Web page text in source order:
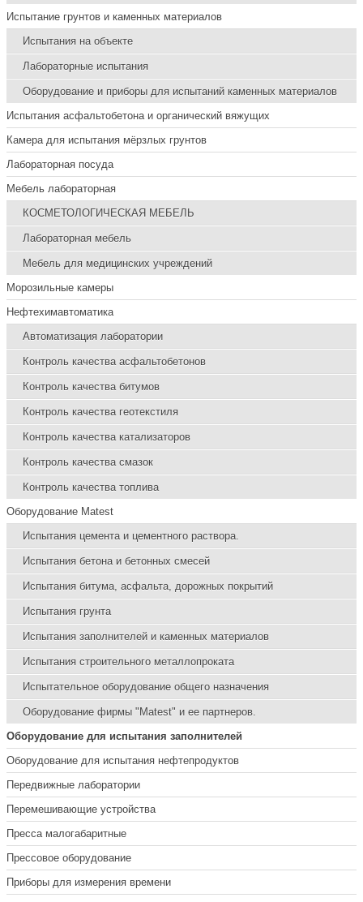
Испытание грунтов и каменных материалов
Испытания на объекте
Лабораторные испытания
Оборудование и приборы для испытаний каменных материалов
Испытания асфальтобетона и органический вяжущих
Камера для испытания мёрзлых грунтов
Лабораторная посуда
Мебель лабораторная
КОСМЕТОЛОГИЧЕСКАЯ МЕБЕЛЬ
Лабораторная мебель
Мебель для медицинских учреждений
Морозильные камеры
Нефтехимавтоматика
Автоматизация лаборатории
Контроль качества асфальтобетонов
Контроль качества битумов
Контроль качества геотекстиля
Контроль качества катализаторов
Контроль качества смазок
Контроль качества топлива
Оборудование Matest
Испытания цемента и цементного раствора.
Испытания бетона и бетонных смесей
Испытания битума, асфальта, дорожных покрытий
Испытания грунта
Испытания заполнителей и каменных материалов
Испытания строительного металлопроката
Испытательное оборудование общего назначения
Оборудование фирмы "Matest" и ее партнеров.
Оборудование для испытания заполнителей
Оборудование для испытания нефтепродуктов
Передвижные лаборатории
Перемешивающие устройства
Пресса малогабаритные
Прессовое оборудование
Приборы для измерения времени